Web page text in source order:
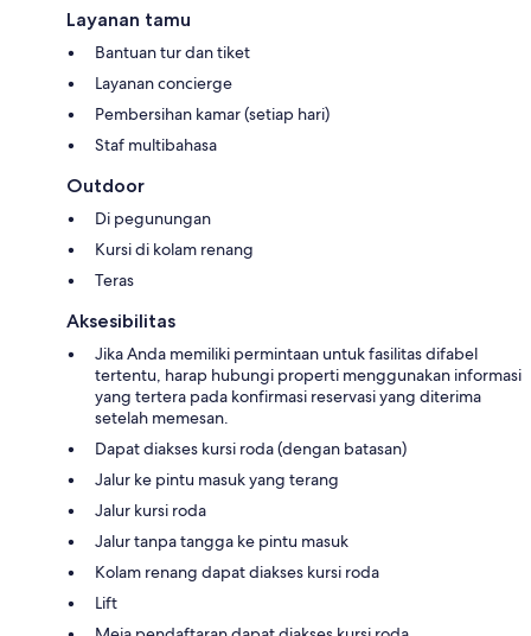
Layanan tamu
Bantuan tur dan tiket
Layanan concierge
Pembersihan kamar (setiap hari)
Staf multibahasa
Outdoor
Di pegunungan
Kursi di kolam renang
Teras
Aksesibilitas
Jika Anda memiliki permintaan untuk fasilitas difabel
tertentu, harap hubungi properti menggunakan informasi
yang tertera pada konfirmasi reservasi yang diterima
setelah memesan.
Dapat diakses kursi roda (dengan batasan)
Jalur ke pintu masuk yang terang
Jalur kursi roda
Jalur tanpa tangga ke pintu masuk
Kolam renang dapat diakses kursi roda
Lift